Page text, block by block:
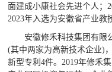
面建成小康社会先进个人；
2023年入选为安徽省产业教
安徽修禾科技集团有限
(其中两家为高新技术企业)
新型专利4件。2019年修禾